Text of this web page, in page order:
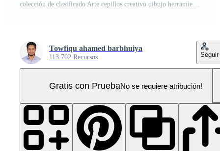
colección de clasificado Arte cepillos creativo dibujo herramientas Vídeo Pro
Towfiqu ahamed barbhuiya
113.702 Recursos Seguir
Gratis con PruebaNo se requiere atribución!